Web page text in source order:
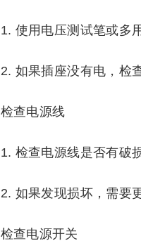
1. 使用电压测试笔或多
2. 如果插座没有电，检
检查电源线
1. 检查电源线是否有破
2. 如果发现损坏，需要
检查电源开关